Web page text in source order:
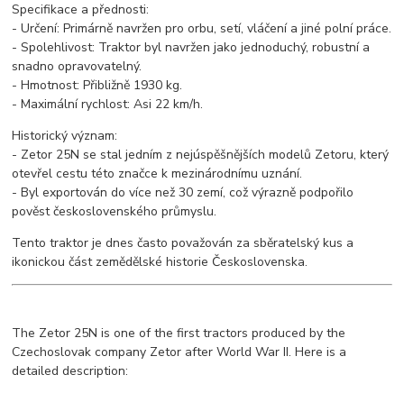
Specifikace a přednosti:
- Určení: Primárně navržen pro orbu, setí, vláčení a jiné polní práce.
- Spolehlivost: Traktor byl navržen jako jednoduchý, robustní a
snadno opravovatelný.
- Hmotnost: Přibližně 1930 kg.
- Maximální rychlost: Asi 22 km/h.
Historický význam:
- Zetor 25N se stal jedním z nejúspěšnějších modelů Zetoru, který
otevřel cestu této značce k mezinárodnímu uznání.
- Byl exportován do více než 30 zemí, což výrazně podpořilo
pověst československého průmyslu.
Tento traktor je dnes často považován za sběratelský kus a
ikonickou část zemědělské historie Československa.
The Zetor 25N is one of the first tractors produced by the
Czechoslovak company Zetor after World War II. Here is a
detailed description: